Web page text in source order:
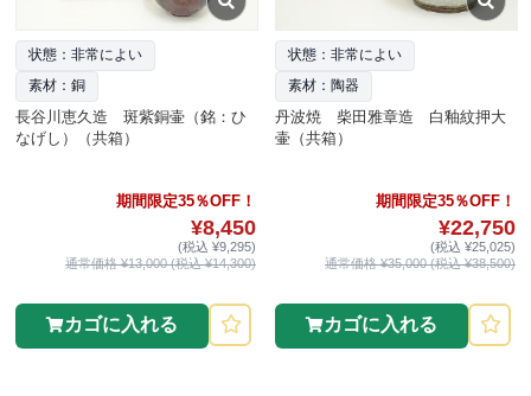
状態：非常によい
素材：銅
長谷川恵久造 斑紫銅壷（銘：ひ
なげし）（共箱）
期間限定35％OFF！
¥8,450
(税込 ¥9,295)
通常価格 ¥13,000 (税込 ¥14,300)
カゴに入れる
状態：非常によい
素材：陶器
丹波焼 柴田雅章造 白釉紋押大
壷（共箱）
期間限定35％OFF！
¥22,750
(税込 ¥25,025)
通常価格 ¥35,000 (税込 ¥38,500)
カゴに入れる